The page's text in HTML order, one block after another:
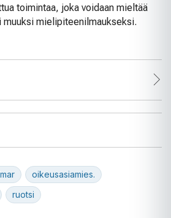
toimintaa, joka voidaan mieltää
mielipiteenilmaukseksi.
oikeusasiamies.
ruotsi